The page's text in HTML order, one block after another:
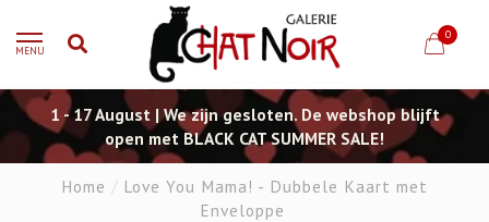
MENU
0
1 - 17 August | We zijn gesloten. De webshop blijft
open met BLACK CAT SUMMER SALE!
Home / Love You Mama! - Dubbele Kaart met
Enveloppe